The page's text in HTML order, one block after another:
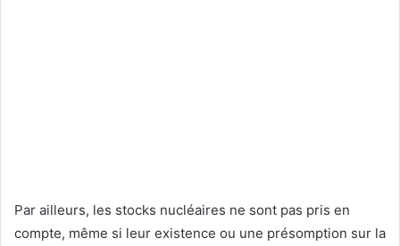
Par ailleurs, les stocks nucléaires ne sont pas pris en
compte, même si leur existence ou une présomption sur la